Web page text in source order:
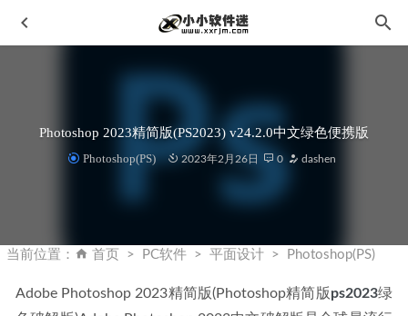
Photoshop 2023精简版(PS2023) v24.2.0中文绿色便携版
Photoshop(PS) 2023年2月26日 0 dashen
当前位置： 首页 PC软件 平面设计 Photoshop(PS)
Adobe Photoshop 2023精简版(Photoshop精简版ps2023绿
2024-01-11
2020-03-19